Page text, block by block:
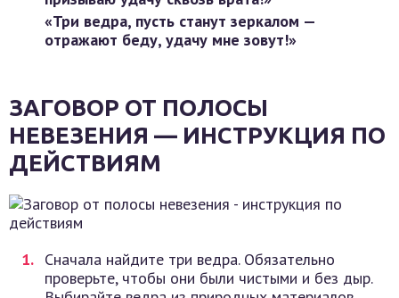
«Три ведра, пусть станут зеркалом —
отражают беду, удачу мне зовут!»
ЗАГОВОР ОТ ПОЛОСЫ
НЕВЕЗЕНИЯ — ИНСТРУКЦИЯ ПО
ДЕЙСТВИЯМ
Сначала найдите три ведра. Обязательно
проверьте, чтобы они были чистыми и без дыр.